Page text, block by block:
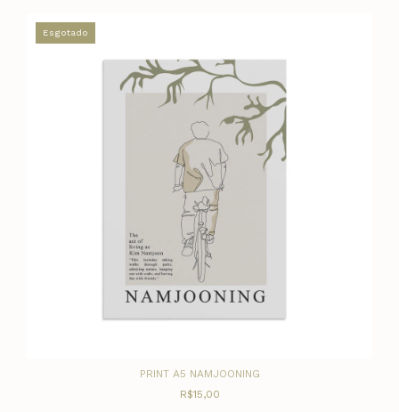
Esgotado
PRINT A5 NAMJOONING
R$15,00